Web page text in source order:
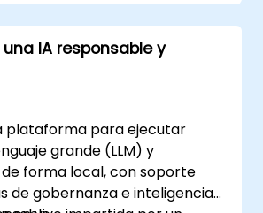
IA responsable y
plataforma para ejecutar
grande (LLM) y
forma local, con soporte
de gobernanza e inteligencia